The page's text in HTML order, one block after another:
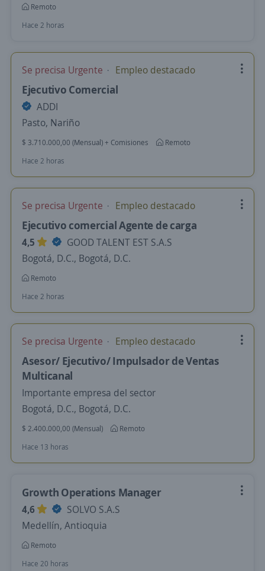
Remoto
Hace 2 horas
Se precisa Urgente Empleo destacado
Ejecutivo Comercial
ADDI
Pasto, Nariño
$ 3.710.000,00 (Mensual) + Comisiones
Remoto
Hace 2 horas
Se precisa Urgente Empleo destacado
Ejecutivo comercial Agente de carga
4,5
GOOD TALENT EST S.A.S
Bogotá, D.C., Bogotá, D.C.
Remoto
Hace 2 horas
Se precisa Urgente Empleo destacado
Asesor/ Ejecutivo/ Impulsador de Ventas
Multicanal
Importante empresa del sector
Bogotá, D.C., Bogotá, D.C.
$ 2.400.000,00 (Mensual)
Remoto
Hace 13 horas
Growth Operations Manager
4,6
SOLVO S.A.S
Medellín, Antioquia
Remoto
Hace 20 horas